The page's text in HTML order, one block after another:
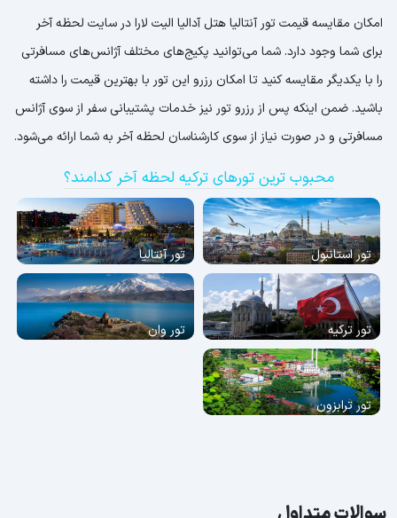
امکان مقایسه قیمت تور آنتالیا هتل آدالیا الیت لارا در سایت لحظه آخر
برای شما وجود دارد. شما می‌توانید پکیج‌های مختلف آژانس‌های مسافرتی
را با یکدیگر مقایسه کنید تا امکان رزرو این تور با بهترین قیمت را داشته
باشید. ضمن اینکه پس از رزرو تور نیز خدمات پشتیبانی سفر از سوی آژانس
مسافرتی و در صورت نیاز از سوی کارشناسان لحظه آخر به شما ارائه می‌شود.
محبوب ترین تورهای ترکیه لحظه آخر کدامند؟
تور استانبول تور آنتالیا
تور ترکیه تور وان
تور ترابزون